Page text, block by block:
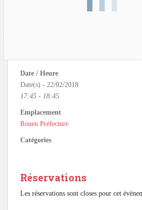
Date / Heure
Date(s) - 22/02/2018
17:45 - 18:45
Emplacement
Rouen Préfecture
Catégories
Réservations
Les réservations sont closes pour cet